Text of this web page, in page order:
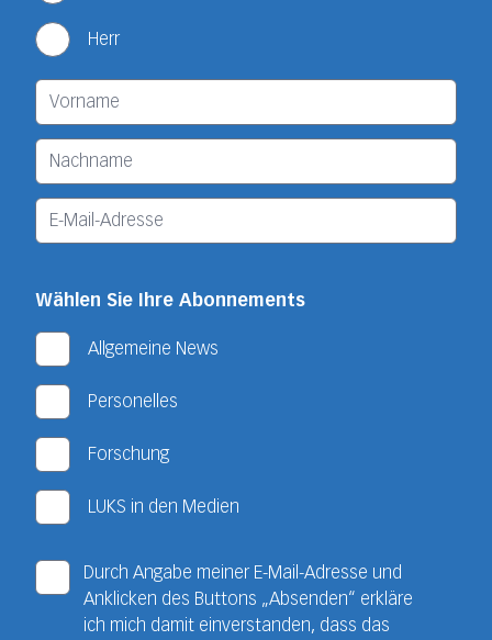
Herr
Wählen Sie Ihre Abonnements
Allgemeine News
Personelles
Forschung
LUKS in den Medien
Durch Angabe meiner E-Mail-Adresse und
Anklicken des Buttons „Absenden“ erkläre
ich mich damit einverstanden, dass das